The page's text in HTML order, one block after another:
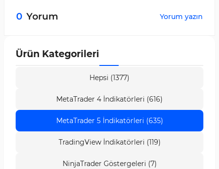
0 Yorum Yorum yazın
Ürün Kategorileri
Hepsi (1377)
MetaTrader 4 İndikatörleri (616)
MetaTrader 5 İndikatörleri (635)
TradingView İndikatörleri (119)
NinjaTrader Göstergeleri (7)